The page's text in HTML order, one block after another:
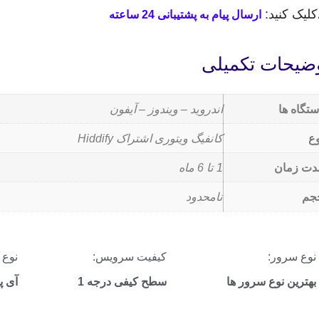
کنید: ارسال پیام به پشتیبانی 24 ساعته
تکمیلی
ها اندروید – ویندوز – آیفون
کانفیگ ویتوری اشتراک Hiddify
زمان 1 تا 6 ماه
نامحدود
نوع سرور:
بهترین نوع سرور ها
کیفیت سرویس:
سطح کیفی درجه 1
نوع IP:
آی